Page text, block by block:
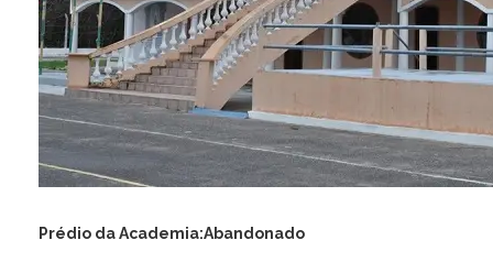
Prédio da Academia:Abandonado